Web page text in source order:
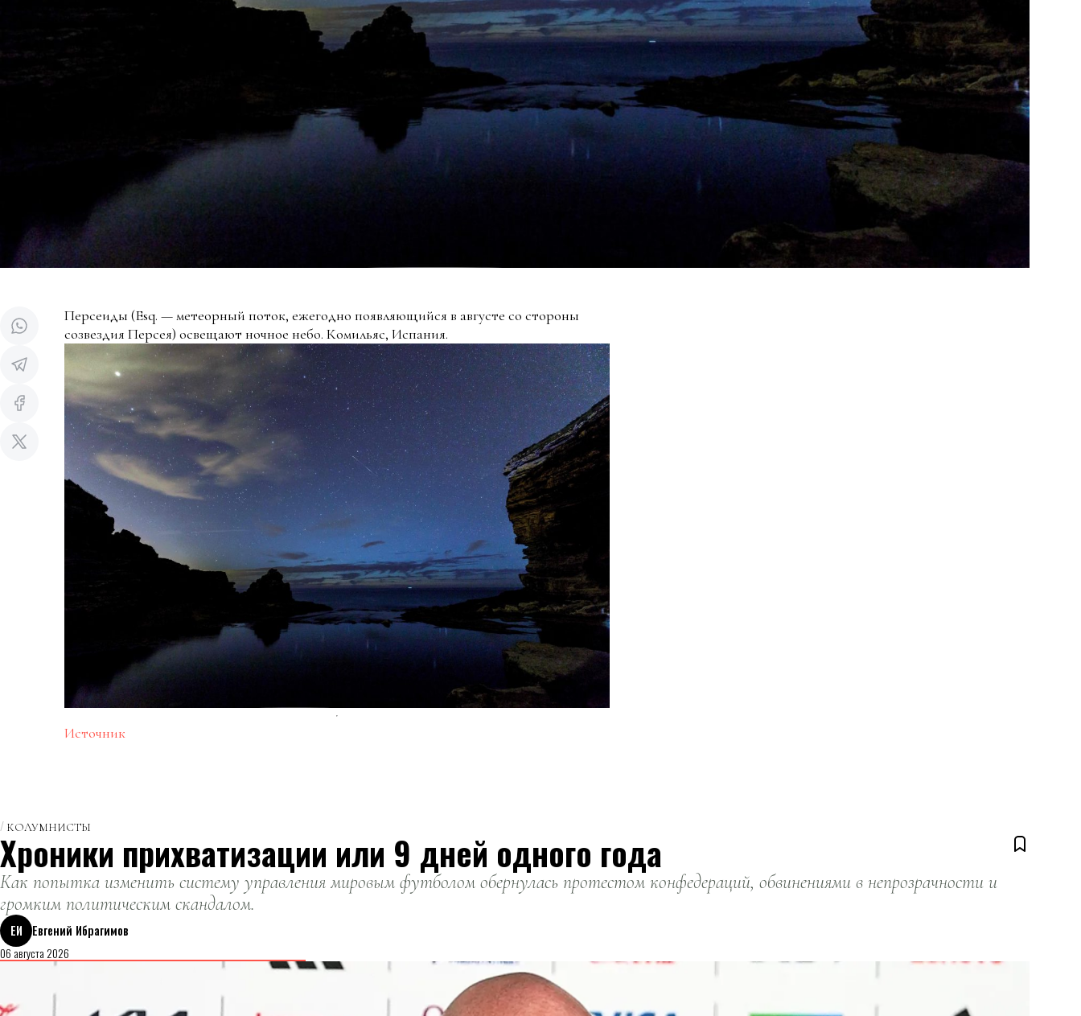
Персеиды (Esq. — метеорный поток, ежегодно появляющийся в августе со стороны
созвездия Персея) освещают ночное небо. Комильяс, Испания.
Источник
КОЛУМНИСТЫ
Хроники прихватизации или 9 дней одного года
Как попытка изменить систему управления мировым футболом обернулась протестом конфедераций, обвинениями в непрозрачности и
громким политическим скандалом.
ЕИ
Евгений Ибрагимов
06 августа 2026